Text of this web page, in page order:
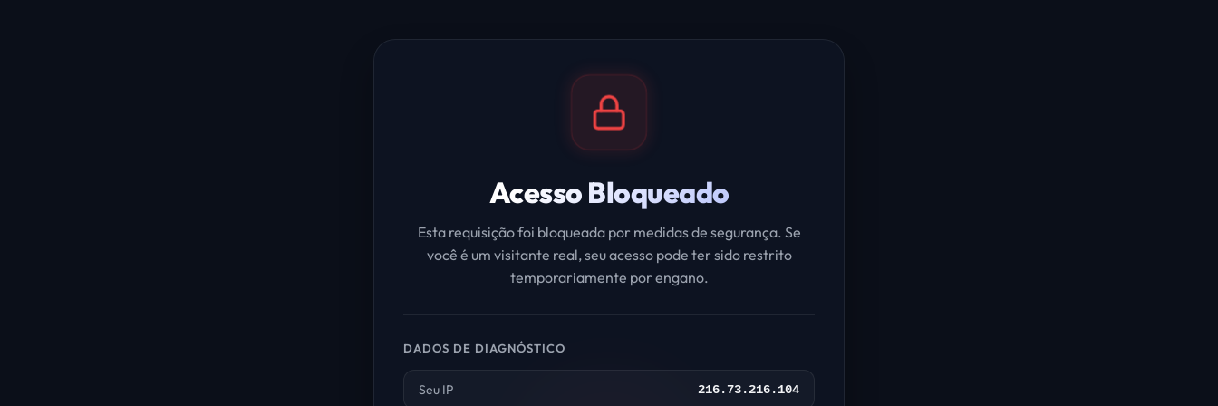
Acesso Bloqueado
Esta requisição foi bloqueada por medidas de segurança. Se
você é um visitante real, seu acesso pode ter sido restrito
temporariamente por engano.
DADOS DE DIAGNÓSTICO
Seu IP 216.73.216.104